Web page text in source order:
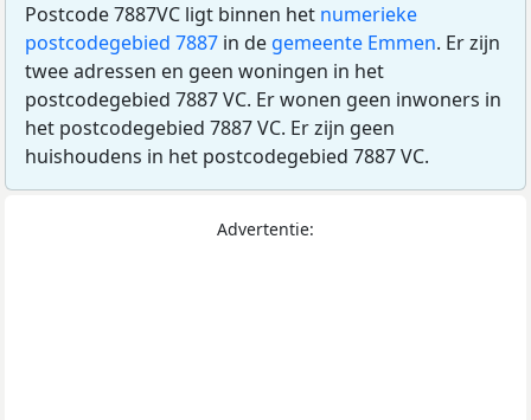
Postcode 7887VC ligt binnen het numerieke
postcodegebied 7887 in de gemeente Emmen. Er zijn
twee adressen en geen woningen in het
postcodegebied 7887 VC. Er wonen geen inwoners in
het postcodegebied 7887 VC. Er zijn geen
huishoudens in het postcodegebied 7887 VC.
Advertentie: